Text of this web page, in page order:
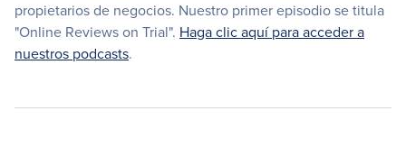
propietarios de negocios. Nuestro primer episodio se titula
"Online Reviews on Trial". Haga clic aquí para acceder a
nuestros podcasts.